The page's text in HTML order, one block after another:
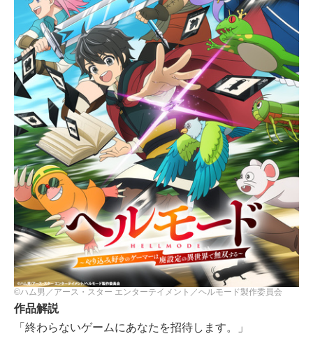
©ハム男／アース・スター エンターテイメント／ヘルモード製作委員会
作品解説
「終わらないゲームにあなたを招待します。」